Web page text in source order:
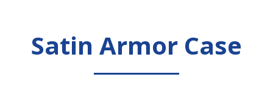
Satin Armor Case